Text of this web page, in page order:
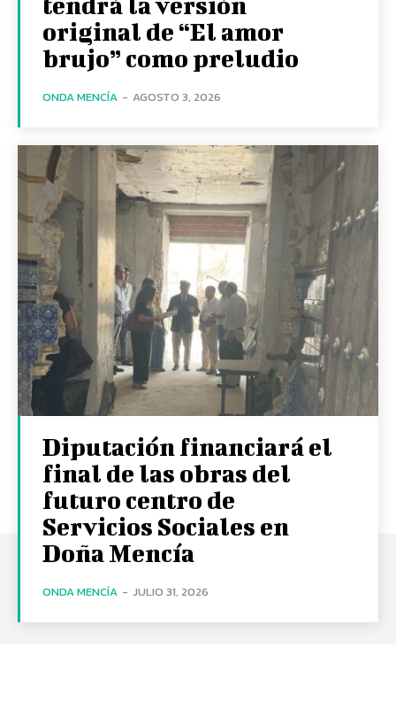
original de “El amor
brujo” como preludio
ONDA MENCÍA - AGOSTO 3, 2026
Diputación financiará el
final de las obras del
futuro centro de
Servicios Sociales en
Doña Mencía
ONDA MENCÍA - JULIO 31, 2026